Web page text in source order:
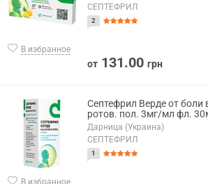
В избранное
СЕПТЕФРИЛ
2
от 131.00 грн
В избранное
Септефрил Верде от боли
ротов. пол. 3мг/мл фл.
Дарница (Украина)
СЕПТЕФРИЛ
1